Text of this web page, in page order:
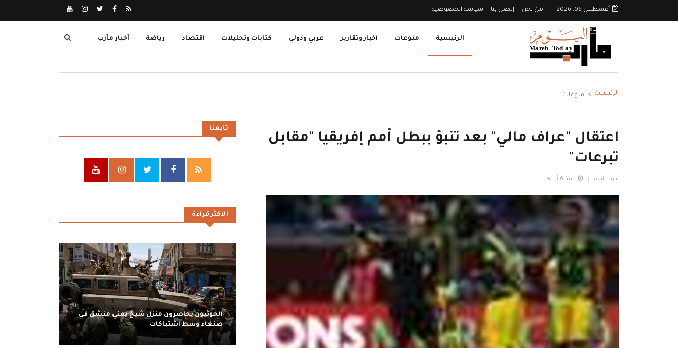
أغسطس 06, 2026 من نحن إتصل بنا سياسة الخصوصية
الرئيسية منوعات اخبار وتقارير عربي ودولي كتابات وتحليلات اقتصاد رياضة أخبار مأرب
الرئيسية منوعات
اعتقال "عراف مالي" بعد تنبؤ ببطل أمم إفريقيا "مقابل
تبرعات"
مارب اليوم منذ 6 أشهر
تابعنا
الاكثر قراءة
الحوثيون يحاصرون منزل شيخ يمني منشق في
صنعاء وسط اشتباكات